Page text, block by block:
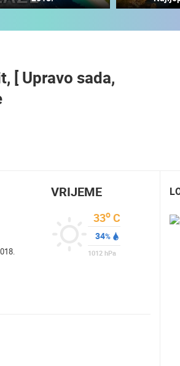
SKIJANJE I SNIJEG PLAŽE
[ Upravo sada,
VRIJEME
33o C
34%
1012 hPa